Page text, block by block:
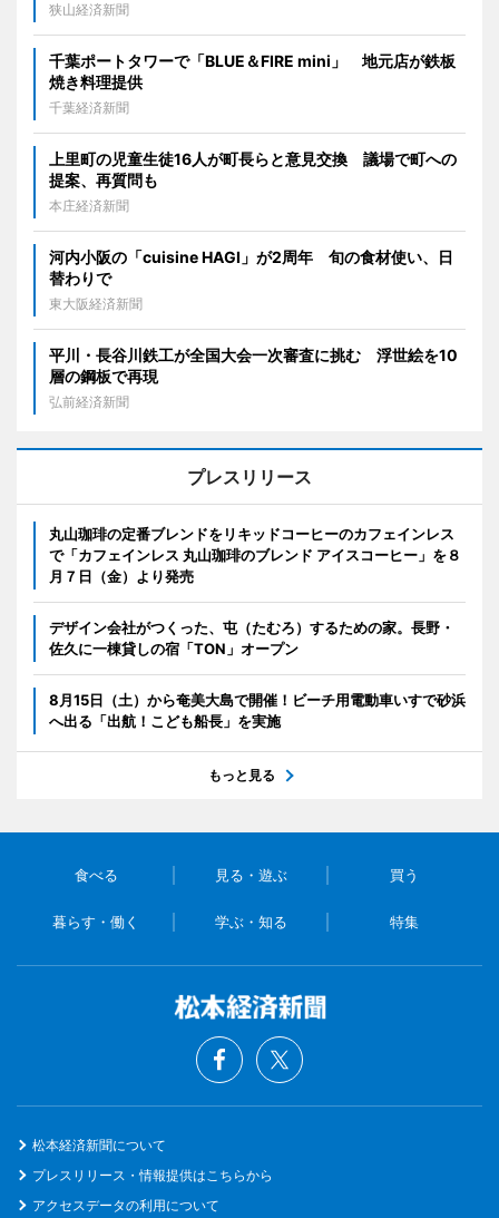
狭山経済新聞
千葉ポートタワーで「BLUE＆FIRE mini」 地元店が鉄板
焼き料理提供
千葉経済新聞
上里町の児童生徒16人が町長らと意見交換 議場で町への
提案、再質問も
本庄経済新聞
河内小阪の「cuisine HAGI」が2周年 旬の食材使い、日
替わりで
東大阪経済新聞
平川・長谷川鉄工が全国大会一次審査に挑む 浮世絵を10
層の鋼板で再現
弘前経済新聞
プレスリリース
丸山珈琲の定番ブレンドをリキッドコーヒーのカフェインレス
で「カフェインレス 丸山珈琲のブレンド アイスコーヒー」を８
月７日（金）より発売
デザイン会社がつくった、屯（たむろ）するための家。長野・
佐久に一棟貸しの宿「TON」オープン
8月15日（土）から奄美大島で開催！ビーチ用電動車いすで砂浜
へ出る「出航！こども船長」を実施
もっと見る
食べる 見る・遊ぶ 買う
暮らす・働く 学ぶ・知る 特集
松本経済新聞について
プレスリリース・情報提供はこちらから
アクセスデータの利用について